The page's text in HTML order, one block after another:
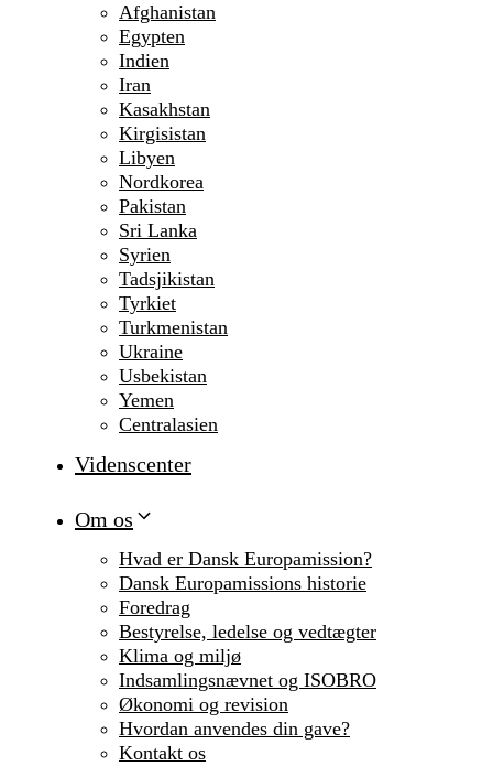
Afghanistan
Egypten
Indien
Iran
Kasakhstan
Kirgisistan
Libyen
Nordkorea
Pakistan
Sri Lanka
Syrien
Tadsjikistan
Tyrkiet
Turkmenistan
Ukraine
Usbekistan
Yemen
Centralasien
Videnscenter
Om os
Hvad er Dansk Europamission?
Dansk Europamissions historie
Foredrag
Bestyrelse, ledelse og vedtægter
Klima og miljø
Indsamlingsnævnet og ISOBRO
Økonomi og revision
Hvordan anvendes din gave?
Kontakt os